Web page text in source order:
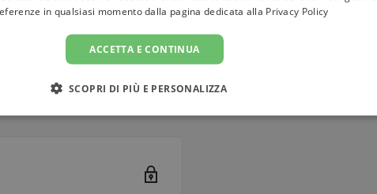
Nettuno e Plutone e
orientata verso
particolare a chi sa
valore come
in qualsiasi momento dalla pagina dedicata alla Privacy Policy
ACCETTA E CONTINUA
SCOPRI DI PIÙ E PERSONALIZZA